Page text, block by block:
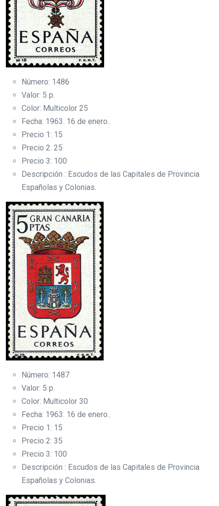
Número: 1486
Valor: 5 p.
Color: Multicolor 25
Fecha: 1963. 16 de enero..
Precio 1: 15
Precio 2: 25
Precio 3: 100
Descripción : Escudos de las Capitales de Provincia
Españolas y Colonias.
Número: 1487
Valor: 5 p.
Color: Multicolor 30
Fecha: 1963. 16 de enero..
Precio 1: 15
Precio 2: 35
Precio 3: 100
Descripción : Escudos de las Capitales de Provincia
Españolas y Colonias.